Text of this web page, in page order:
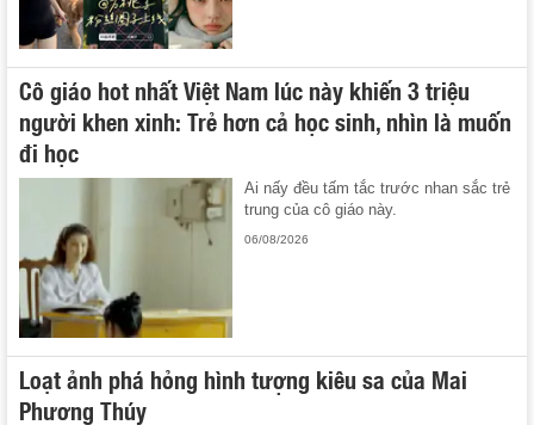
Cô giáo hot nhất Việt Nam lúc này khiến 3 triệu
người khen xinh: Trẻ hơn cả học sinh, nhìn là muốn
đi học
Ai nấy đều tấm tắc trước nhan sắc trẻ
trung của cô giáo này.
06/08/2026
Loạt ảnh phá hỏng hình tượng kiêu sa của Mai
Phương Thúy